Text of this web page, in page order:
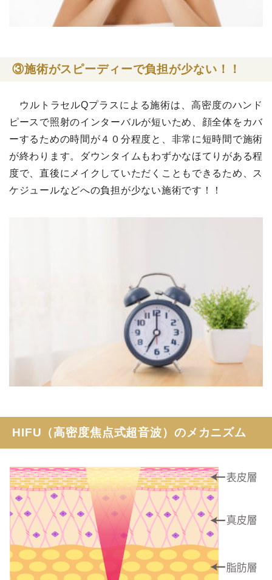
③施術がスピーディーで負担が少ない！！
ウルトラセルQプラスによる施術は、高密度のハンド
ピースで照射のインターバルが短いため、顔全体をカバ
ーするための時間が４０分程度と、非常に短時間で施術
が終わります。ダウンタイムもわずかなほてりがある程
度で、直後にメイクしていただくこともできるため、ス
ケジュールなどへの負担が少ない施術です！！
HIFU（高密度焦点式超音波）のメカニズム